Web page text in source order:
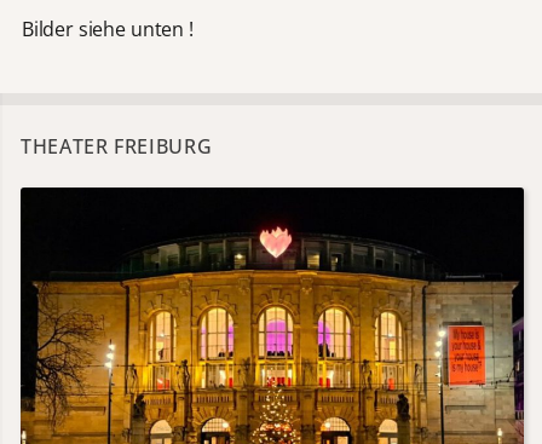
Bilder siehe unten !
THEATER FREIBURG